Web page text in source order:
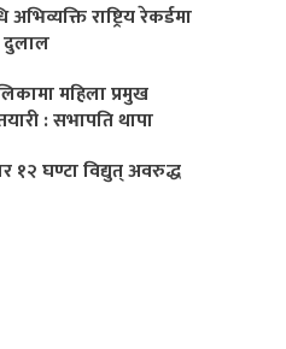
अभिव्यक्ति राष्ट्रिय रेकर्डमा
दुलाल
महिला प्रमुख
: सभापति थापा
१२ घण्टा विद्युत् अवरुद्ध